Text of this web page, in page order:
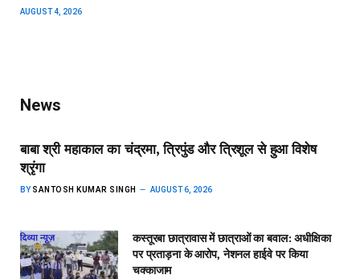
AUGUST 4, 2026
News
बाबा श्री महाकाल का चंद्रमा, त्रिपुंड और त्रिशूल से हुआ विशेष
श्रृंगा
BY SANTOSH KUMAR SINGH AUGUST 6, 2026
कस्तूरबा छात्रावास में छात्राओं का बवाल: अधीक्षिका
पर प्रताड़ना के आरोप, नेशनल हाईवे पर किया
चक्काजाम